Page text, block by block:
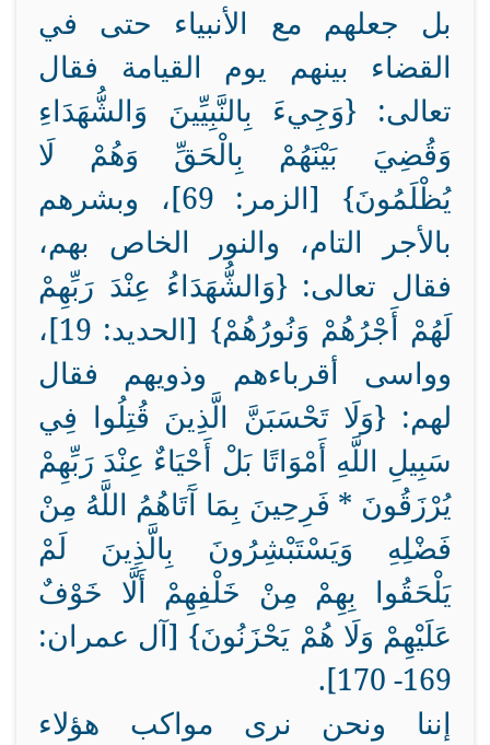
بل جعلهم مع الأنبياء حتى في
القضاء بينهم يوم القيامة فقال
تعالى: {وَجِيءَ بِالنَّبِيِّينَ وَالشُّهَدَاءِ
وَقُضِيَ بَيْنَهُمْ بِالْحَقِّ وَهُمْ لَا
يُظْلَمُونَ} [الزمر: 69]، وبشرهم
بالأجر التام، والنور الخاص بهم،
فقال تعالى: {وَالشُّهَدَاءُ عِنْدَ رَبِّهِمْ
لَهُمْ أَجْرُهُمْ وَنُورُهُمْ} [الحديد: 19]،
وواسى أقرباءهم وذويهم فقال
لهم: {وَلَا تَحْسَبَنَّ الَّذِينَ قُتِلُوا فِي
سَبِيلِ اللَّهِ أَمْوَاتًا بَلْ أَحْيَاءٌ عِنْدَ رَبِّهِمْ
يُرْزَقُونَ * فَرِحِينَ بِمَا آَتَاهُمُ اللَّهُ مِنْ
فَضْلِهِ وَيَسْتَبْشِرُونَ بِالَّذِينَ لَمْ
يَلْحَقُوا بِهِمْ مِنْ خَلْفِهِمْ أَلَّا خَوْفٌ
عَلَيْهِمْ وَلَا هُمْ يَحْزَنُونَ} [آل عمران:
169- 170].
إننا ونحن نرى مواكب هؤلاء